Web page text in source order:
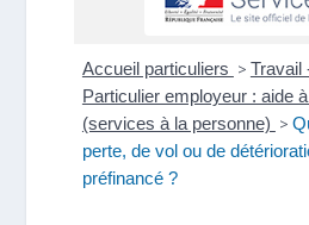
Accueil particuliers > Travail
Particulier employeur : aide
(services à la personne) >
perte, de vol ou de
préfinancé ?